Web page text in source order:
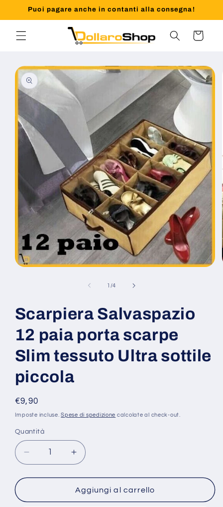
direttamente
ai contenuti
Puoi pagare anche in contanti alla consegna!
Carrello
Passa alle
informazioni
sul prodotto
finestra
modale
1 /su
4
Scarpiera Salvaspazio
12 paia porta scarpe
Slim tessuto Ultra sottile
piccola
Prezzo
di
€9,90
Imposte incluse.Spese di spedizione calcolate al check-out.
Quantità
Diminuisci
quantità
per
Salvaspazio
Aumenta
quantità
per
Scarpiera
Salvaspazio
Aggiungi al carrello